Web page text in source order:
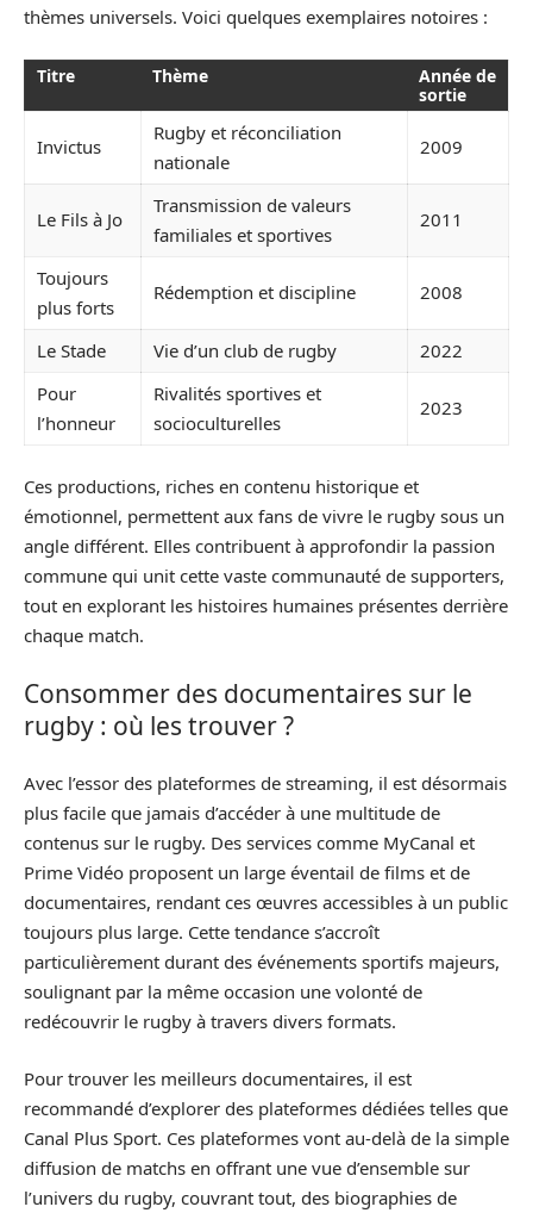
thèmes universels. Voici quelques exemplaires notoires :
Titre Thème
Année de
sortie
Invictus
Rugby et réconciliation
nationale
2009
Le Fils à Jo
Transmission de valeurs
familiales et sportives
2011
Toujours
plus forts
Rédemption et discipline 2008
Le Stade Vie d’un club de rugby
2022
Pour
l’honneur
Rivalités sportives et
socioculturelles
2023
Ces productions, riches en contenu historique et
émotionnel, permettent aux fans de vivre le rugby sous un
angle différent. Elles contribuent à approfondir la passion
commune qui unit cette vaste communauté de supporters,
tout en explorant les histoires humaines présentes derrière
chaque match.
Consommer des documentaires sur le
rugby : où les trouver ?
Avec l’essor des plateformes de streaming, il est désormais
plus facile que jamais d’accéder à une multitude de
contenus sur le rugby. Des services comme MyCanal et
Prime Vidéo proposent un large éventail de films et de
documentaires, rendant ces œuvres accessibles à un public
toujours plus large. Cette tendance s’accroît
particulièrement durant des événements sportifs majeurs,
soulignant par la même occasion une volonté de
redécouvrir le rugby à travers divers formats.
Pour trouver les meilleurs documentaires, il est
recommandé d’explorer des plateformes dédiées telles que
Canal Plus Sport. Ces plateformes vont au-delà de la simple
diffusion de matchs en offrant une vue d’ensemble sur
l’univers du rugby, couvrant tout, des biographies de